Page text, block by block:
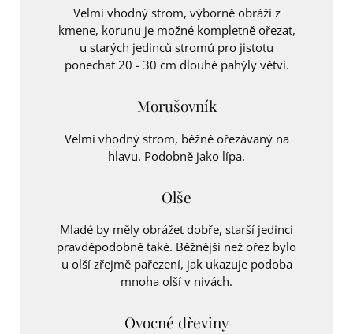
Velmi vhodný strom, výborně obráží z
kmene, korunu je možné kompletně ořezat,
u starých jedinců stromů pro jistotu
ponechat 20 - 30 cm dlouhé pahýly větví.
Morušovník
Velmi vhodný strom, běžně ořezávaný na
hlavu. Podobně jako lípa.
Olše
Mladé by měly obrážet dobře, starší jedinci
pravděpodobně také. Běžnější než ořez bylo
u olší zřejmě pařezení, jak ukazuje podoba
mnoha olší v nivách.
Ovocné dřeviny